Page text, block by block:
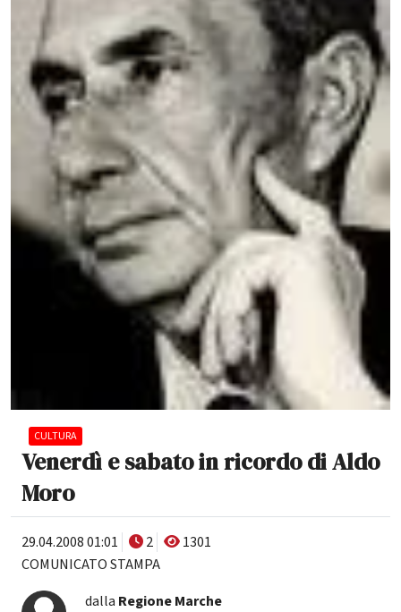
CULTURA
Venerdì e sabato in ricordo di Aldo
Moro
29.04.2008 01:01 2
1301
COMUNICATO STAMPA
dalla Regione Marche